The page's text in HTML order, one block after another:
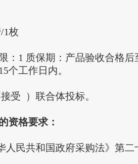
枚
1 质保期：产品验收合格后
个工作日内。
）联合体投标。
资格要求 ：
民共和国政府采购法》第二